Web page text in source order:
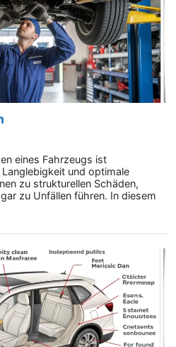
eines Fahrzeugs ist
und optimale
zu strukturellen Schäden,
zu Unfällen führen. In diesem